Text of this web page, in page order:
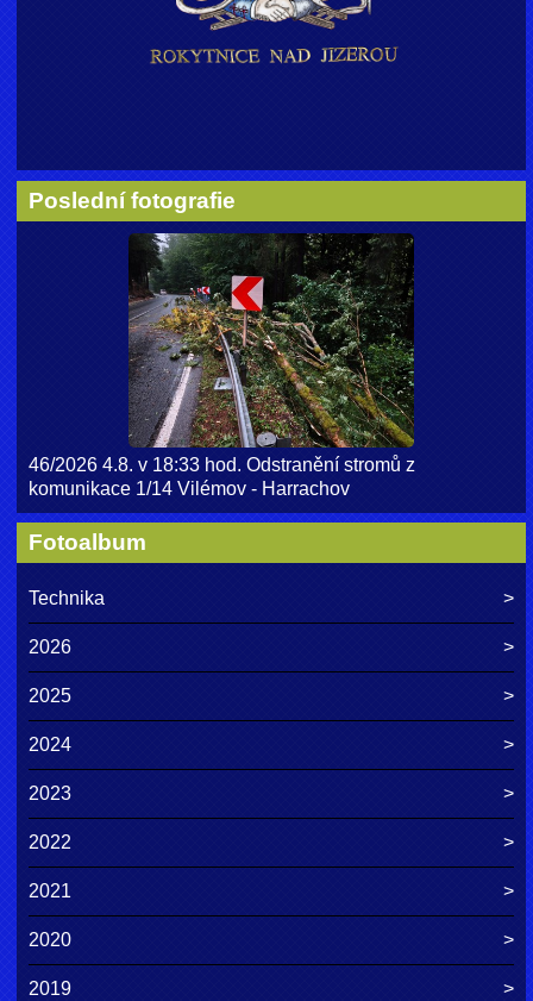
Poslední fotografie
46/2026 4.8. v 18:33 hod. Odstranění stromů z
komunikace 1/14 Vilémov - Harrachov
Fotoalbum
Technika
2026
2025
2024
2023
2022
2021
2020
2019